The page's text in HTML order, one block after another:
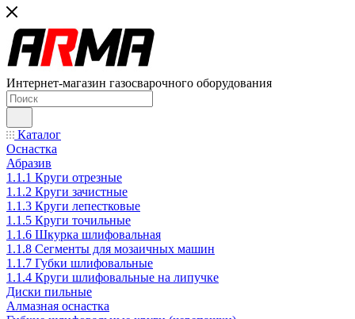
Интернет-магазин газосварочного оборудования
Каталог
Оснастка
Абразив
1.1.1 Круги отрезные
1.1.2 Круги зачистные
1.1.3 Круги лепестковые
1.1.5 Круги точильные
1.1.6 Шкурка шлифовальная
1.1.8 Сегменты для мозаичных машин
1.1.7 Губки шлифовальные
1.1.4 Круги шлифовальные на липучке
Диски пильные
Алмазная оснастка